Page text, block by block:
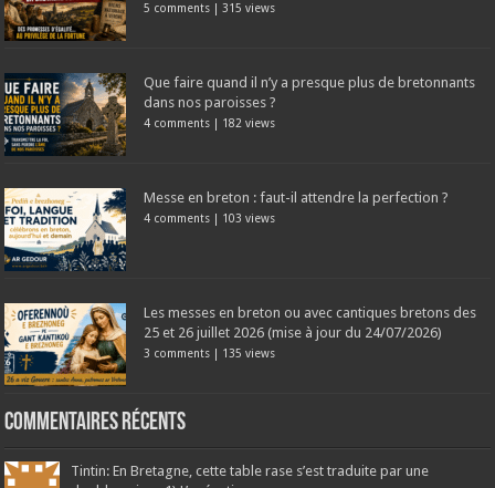
5 comments 315 views
Que faire quand il n’y a presque plus de bretonnants
dans nos paroisses ?
4 comments 182 views
Messe en breton : faut-il attendre la perfection ?
4 comments 103 views
Les messes en breton ou avec cantiques bretons des
25 et 26 juillet 2026 (mise à jour du 24/07/2026)
3 comments 135 views
Commentaires récents
Tintin: En Bretagne, cette table rase s’est traduite par une